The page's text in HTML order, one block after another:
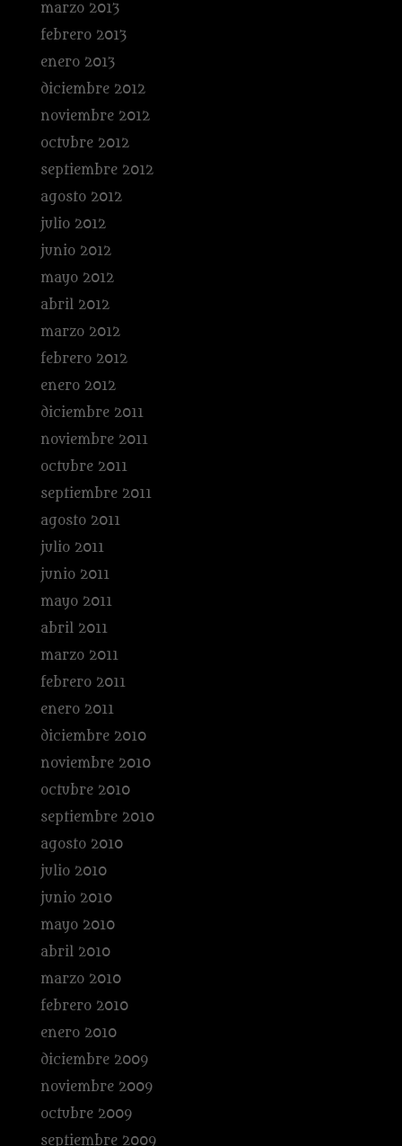
marzo 2013
febrero 2013
enero 2013
diciembre 2012
noviembre 2012
octubre 2012
septiembre 2012
agosto 2012
julio 2012
junio 2012
mayo 2012
abril 2012
marzo 2012
febrero 2012
enero 2012
diciembre 2011
noviembre 2011
octubre 2011
septiembre 2011
agosto 2011
julio 2011
junio 2011
mayo 2011
abril 2011
marzo 2011
febrero 2011
enero 2011
diciembre 2010
noviembre 2010
octubre 2010
septiembre 2010
agosto 2010
julio 2010
junio 2010
mayo 2010
abril 2010
marzo 2010
febrero 2010
enero 2010
diciembre 2009
noviembre 2009
octubre 2009
septiembre 2009